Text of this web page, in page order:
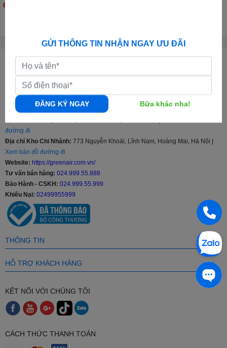
6.790.000đ
CÔNG TY CỔ PHẦN GREENAIR VIỆT NAM
GPKD:0108011247 - Ngày cấp: 05/10/2017 - Nơi cấp: Sở KH & ĐT TP.Hà
Địa chỉ Văn Phòng:
Số 50, đường số 23, khu đô thị Thành Phố Giao Lưu,
Phạm Văn Đồng, Bắc Từ Liêm, Hà Nội |
Xem bản đồ đường đi
đường đi
Địa chỉ Kho Chi Nhánh: 773 Nguyễn Khoái, Lĩnh Nam, Hoàng Mai, Hà Nội |
Xem bản đồ đường đi
Website: https://greenair.com.vn/
Tư vấn bán hàng: 024.999.55.888
Bảo Hành - CSKH: 024.999.55.999
Khiếu Nại: 02499955999
THÔNG TIN
HỖ TRỢ KHÁCH HÀNG
KẾT NỐI VỚI CHÚNG TÔI
CÁCH THỨC THANH TOÁN
GỬI THÔNG TIN NHẬN NGAY ƯU ĐÃI
ĐĂNG KÝ NGAY Bữa khác nha!